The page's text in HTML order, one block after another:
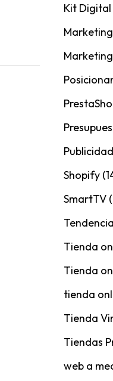
Kit Digital
Publicidad
Shopify
SmartTV
Tienda
Tienda
tienda
Tienda
Tiendas
web a